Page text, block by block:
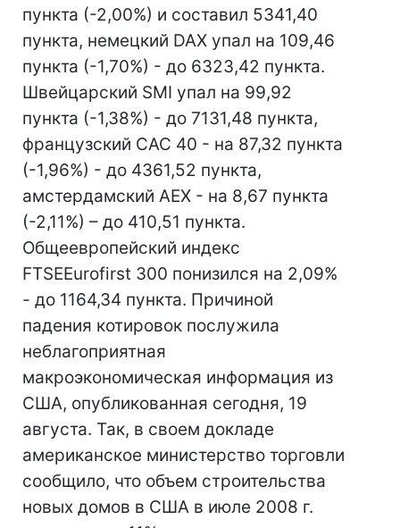
пункта (-2,00%) и составил 5341,40
пункта, немецкий DAX упал на 109,46
пункта (-1,70%) - до 6323,42 пункта.
Швейцарский SMI упал на 99,92
пункта (-1,38%) - до 7131,48 пункта,
французский CAC 40 - на 87,32 пункта
(-1,96%) - до 4361,52 пункта,
амстердамский AEX - на 8,67 пункта
(-2,11%) – до 410,51 пункта.
Общеевропейский индекс
FTSEEurofirst 300 понизился на 2,09%
- до 1164,34 пункта. Причиной
падения котировок послужила
неблагоприятная
макроэкономическая информация из
США, опубликованная сегодня, 19
августа. Так, в своем докладе
американское министерство торговли
сообщило, что объем строительства
новых домов в США в июле 2008 г.